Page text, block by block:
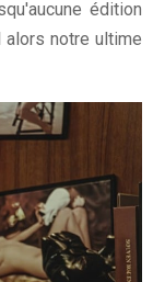
édition
alors notre ultime